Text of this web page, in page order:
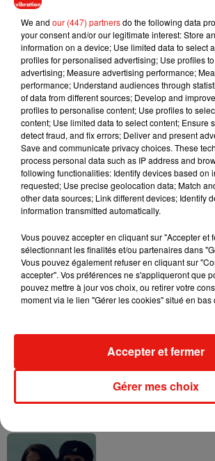
Musique
Julien Lieb s’essaye à
dans son nouveau clip
7 août 2026
Madonna sort enfin le
Sensation » avec Kylie
7 août 2026
Tayc et Didi B dévoilent
dansant de l’année
Angèle et Amélie Lens
collaboration tant
We and our (447) partnersdo the following data
your consent and/or our legitimate interest: Store
information on a device; Use limited data to select
profiles for personalised advertising; Use profiles
advertising; Measure advertising performance;
performance; Understand audiences through
of data from different sources; Develop and
profiles to personalise content; Use profiles to
content; Use limited data to select content; Ensure
detect fraud, and fix errors; Deliver and present
Save and communicate privacy choices. These
process personal data such as IP address and
following functionalities: Identify devices based on
requested; Use precise geolocation data; Match
other data sources; Link different devices; Identify
information transmitted automatically.
Vous pouvez accepter en cliquant sur "Accepter et
sélectionnant les finalités et/ou partenaires dans
Vous pouvez également refuser en cliquant sur
accepter". Vos préférences ne s'appliqueront que
pouvez mettre à jour vos choix, ou retirer votre
moment via le lien "Gérer les cookies" situé en bas
Gérer mes choix
Accepter et fermer